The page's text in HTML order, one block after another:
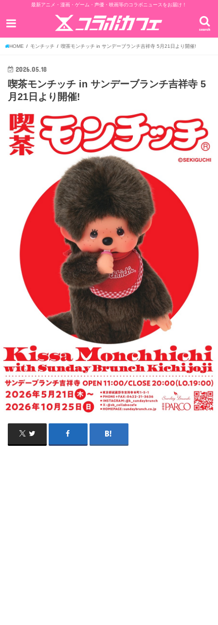
最新アニメ・漫画・ゲーム・声優・映画等のコラボニュースをお届け！
search
HOME モンチッチ 喫茶モンチッチ in サンデーブランチ吉祥寺 5月21日より開催!
2026.05.18
喫茶モンチッチ in サンデーブランチ吉祥寺 5
月21日より開催!